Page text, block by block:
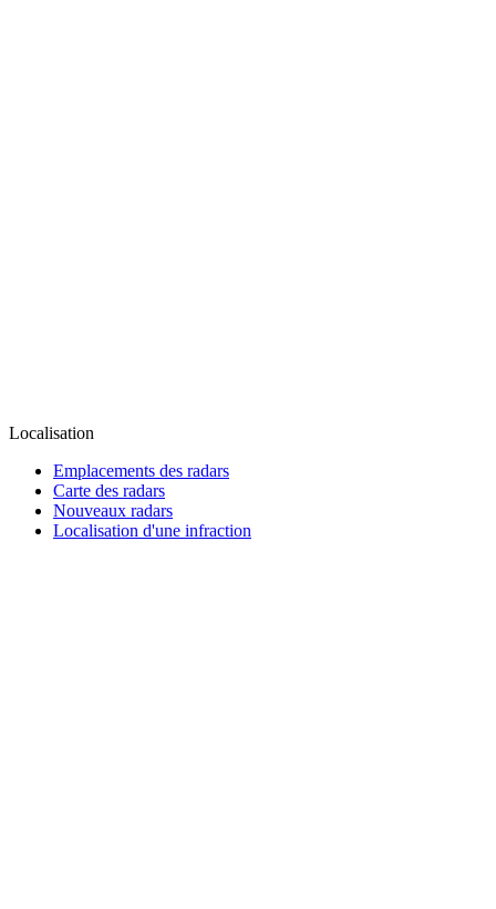
Localisation
Emplacements des radars
Carte des radars
Nouveaux radars
Localisation d'une infraction